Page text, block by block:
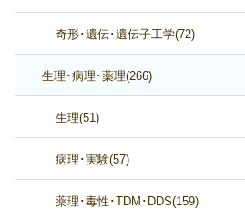
奇形･遺伝･遺伝子工学(72)
生理･病理･薬理(266)
生理(51)
病理･実験(57)
薬理･毒性･TDM･DDS(159)